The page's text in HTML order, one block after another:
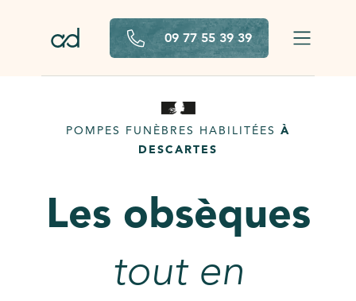
09 77 55 39 39
POMPES FUNÈBRES HABILITÉES À
DESCARTES
Les obsèques
tout en